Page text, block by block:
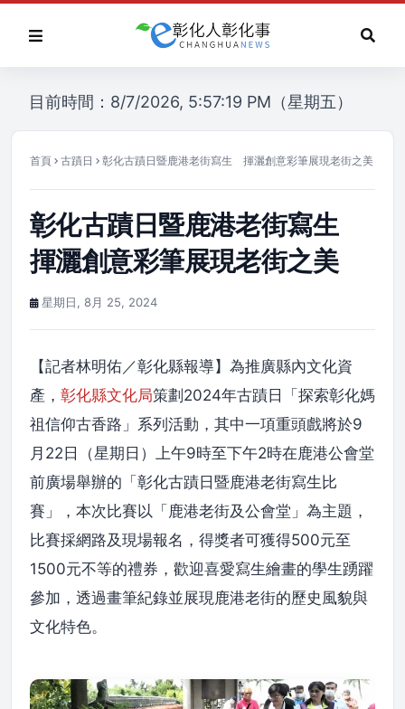
目前時間：8/7/2026, 5:57:19 PM（星期五）
首頁 古蹟日 彰化古蹟日暨鹿港老街寫生 揮灑創意彩筆展現老街之美
彰化古蹟日暨鹿港老街寫生
揮灑創意彩筆展現老街之美
星期日, 8月 25, 2024
【記者林明佑／彰化縣報導】為推廣縣內文化資
產， 彰化縣文化局策劃2024年古蹟日「探索彰化媽
祖信仰古香路」系列活動，其中一項重頭戲將於9
月22日（星期日）上午9時至下午2時在鹿港公會堂
前廣場舉辦的「彰化古蹟日暨鹿港老街寫生比
賽」，本次比賽以「鹿港老街及公會堂」為主題，
比賽採網路及現場報名，得獎者可獲得500元至
1500元不等的禮券，歡迎喜愛寫生繪畫的學生踴躍
參加，透過畫筆紀錄並展現鹿港老街的歷史風貌與
文化特色。